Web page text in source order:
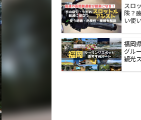
スロ
険？
い使
福岡
グル
観光